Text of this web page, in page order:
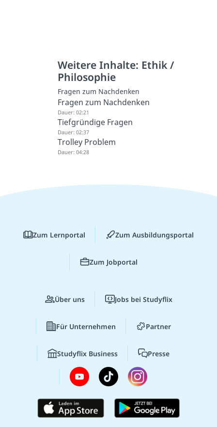
Weitere Inhalte: Ethik /
Philosophie
Fragen zum Nachdenken
Fragen zum Nachdenken
Dauer: 02:21
Tiefgründige Fragen
Dauer: 02:37
Trolley Problem
Dauer: 04:28
Zum Lernportal Zum Ausbildungsportal
Zum Jobportal
Über uns Jobs bei Studyflix
Für Unternehmen Partner
Studyflix Business Presse